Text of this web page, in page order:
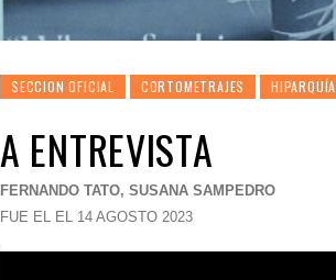
SECCION OFICIAL CORTOMETRAJES HIPARQUÍA
A ENTREVISTA
FERNANDO TATO, SUSANA SAMPEDRO
FUE EL EL 14 AGOSTO 2023